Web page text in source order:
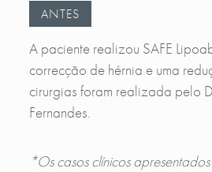
ANTES
A paciente realizou SAFE
correcção de hérnia e uma
cirurgias foram realizada pelo
Fernandes.
*Os casos clínicos